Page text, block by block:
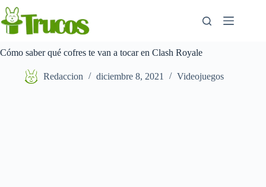
Saltar
al
contenido
Cómo saber qué cofres te van a tocar en Clash Royale
Redaccion diciembre 8, 2021 Videojuegos